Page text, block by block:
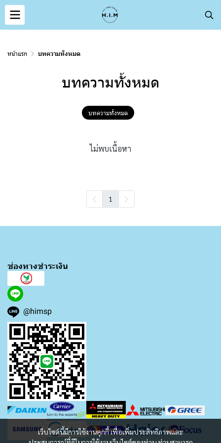
หน้าแรก บทความทั้งหมด
บทความทั้งหมด
บทความทั้งหมด
ไม่พบเนื้อหา
1
เว็บไซต์นี้มีการใช้งานคุกกี้ เพื่อเพิ่มประสิทธิภาพและ
ช่องทางชำระเงิน
@himsp